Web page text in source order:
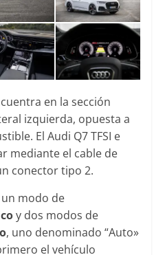
en la sección
izquierda, opuesta a
El Audi Q7 TFSI e
mediante el cable de
conector tipo 2.
un modo de
y dos modos de
, uno denominado “Auto»
el vehículo